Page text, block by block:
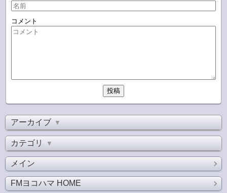
コメント
アーカイブ ▼
カテゴリ ▼
メイン
FMヨコハマ HOME